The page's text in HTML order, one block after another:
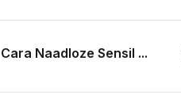
Cara Naadloze Sensil ...